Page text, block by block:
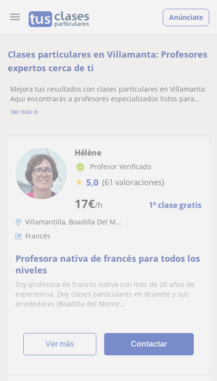
Anúnciate
Clases particulares en Villamanta: Profesores
expertos cerca de ti
Mejora tus resultados con clases particulares en Villamanta:
Aqui encontrarás a profesores especializados listos para
ayudarte.
Ver más
17€/h 1ª clase gratis
Hélène
Profesor Verificado
★ 5,0 (61 valoraciones)
Villamantilla, Boadilla Del M...
Francés
Profesora nativa de francés para todos los
niveles
Soy profesora de francés nativa con más de 20 años de
experiencia. Doy clases particulares en Brunete y sus
alrededores (Boadilla del Monte...
ver más Contactar